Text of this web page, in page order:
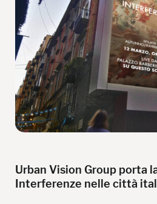
Urban Vision Group porta
Interferenze nelle città